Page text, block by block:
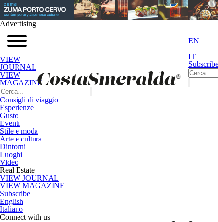
Advertising
VIEW
JOURNAL
VIEW
MAGAZINE
EN
|
IT
Subscribe
Consigli di viaggio
Esperienze
Gusto
Eventi
Stile e moda
Arte e cultura
Dintorni
Luoghi
Video
Real Estate
VIEW JOURNAL
VIEW MAGAZINE
Subscribe
English
Italiano
Connect with us